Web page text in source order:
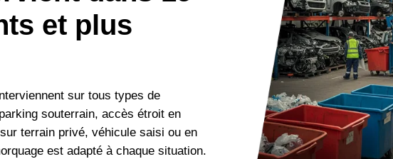
et plus
sur tous types de
souterrain, accès étroit en
terrain privé, véhicule saisi ou en
est adapté à chaque situation.